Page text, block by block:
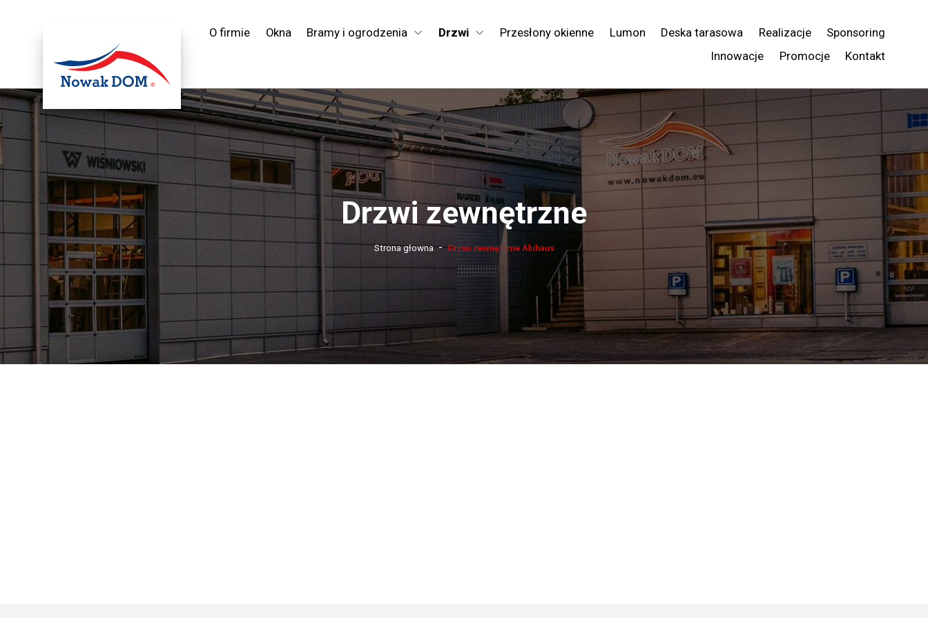
O firmie Okna Bramy i ogrodzenia Drzwi Przesłony okienne Lumon Deska tarasowa Realizacje
Sponsoring
Innowacje
Promocje Kontakt
Drzwi zewnętrzne
Strona głowna - Drzwi zewnętrzne Aluhaus